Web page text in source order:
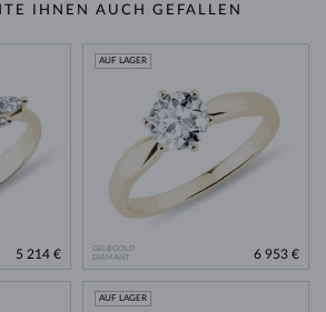
IHNEN AUCH GEFALLEN
5 214 €
GELBGOLD
DIAMANT
AUF LAGER
6 953 €
AUF LAGER